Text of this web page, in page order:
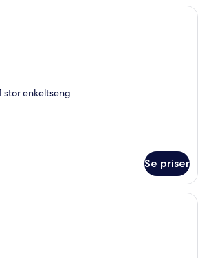
En moderne stue med sofa,
stor enkeltseng
Se priser
En pænt redt seng med hvide